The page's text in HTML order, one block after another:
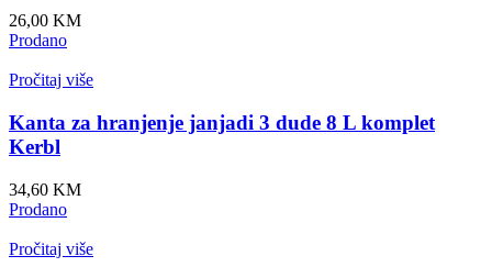
26,00 KM
Prodano
Pročitaj više
Kanta za hranjenje janjadi 3 dude 8 L komplet
Kerbl
34,60 KM
Prodano
Pročitaj više